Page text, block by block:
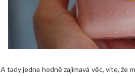
A tady jedna hodně zajímavá věc, víte, že